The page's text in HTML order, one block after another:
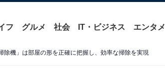
フ グルメ 社会 IT・ビジネス エンタメ
除機」は部屋の形を正確に把握し、効率な掃除を実現